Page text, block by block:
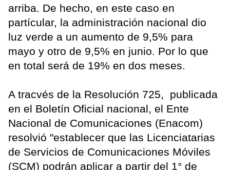
arriba. De hecho, en este caso en
partícular, la administración nacional dio
luz verde a un aumento de 9,5% para
mayo y otro de 9,5% en junio. Por lo que
en total será de 19% en dos meses.
A tracvés de la Resolución 725, publicada
en el Boletín Oficial nacional, el Ente
Nacional de Comunicaciones (Enacom)
resolvió "establecer que las Licenciatarias
de Servicios de Comunicaciones Móviles
(SCM) podrán aplicar a partir del 1° de